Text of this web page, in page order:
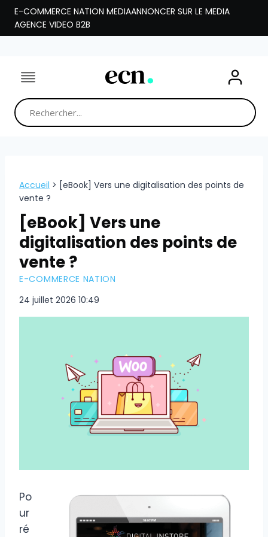
Aller
contenu
E-COMMERCE NATION MEDIAANNONCER SUR LE MEDIA
AGENCE VIDEO B2B
Accueil > [eBook] Vers une digitalisation des points de
vente ?
[eBook] Vers une
digitalisation des points de
vente ?
E-COMMERCE NATION
24 juillet 2026 10:49
Po
ur
ré